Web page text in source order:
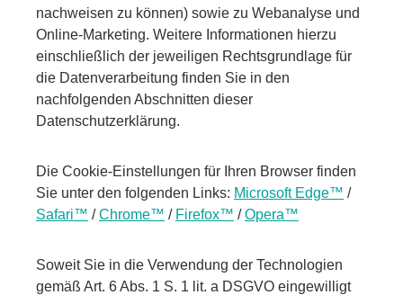
nachweisen zu können) sowie zu Webanalyse und
Online-Marketing. Weitere Informationen hierzu
einschließlich der jeweiligen Rechtsgrundlage für
die Datenverarbeitung finden Sie in den
nachfolgenden Abschnitten dieser
Datenschutzerklärung.
Die Cookie-Einstellungen für Ihren Browser finden
Sie unter den folgenden Links: Microsoft Edge™ /
Safari™ /Chrome™ / Firefox™ /Opera™
Soweit Sie in die Verwendung der Technologien
gemäß Art. 6 Abs. 1 S. 1 lit. a DSGVO eingewilligt